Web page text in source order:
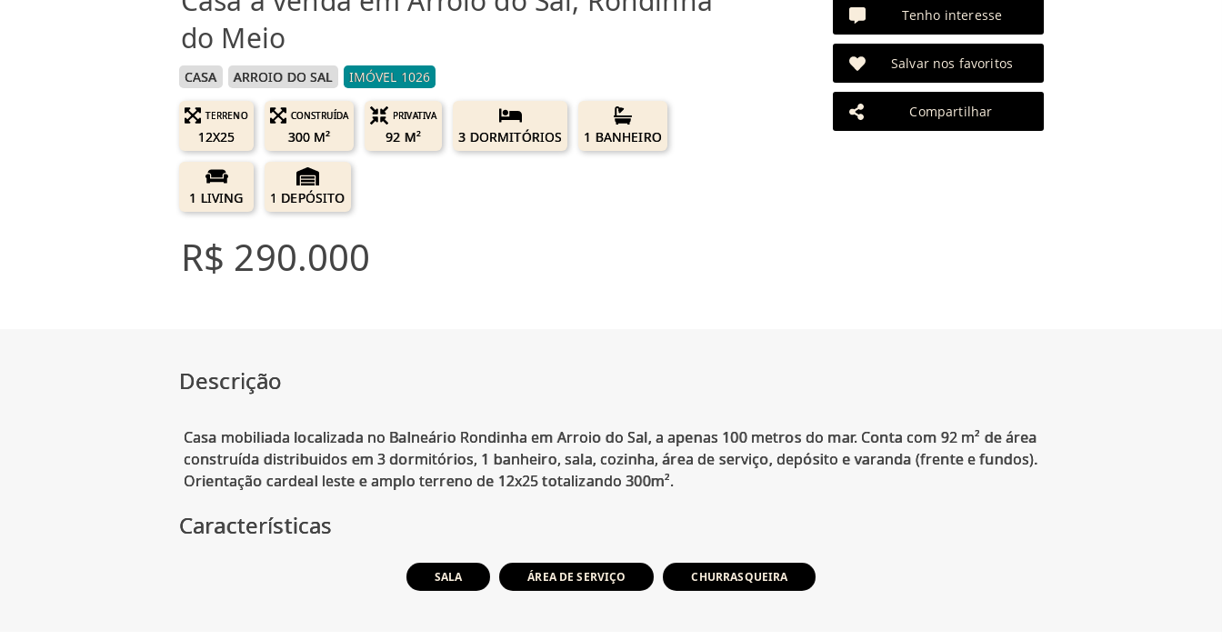
do Meio
CASA ARROIO DO SAL IMÓVEL 1026
TERRENO
12X25
CONSTRUÍDA
300 M²
PRIVATIVA
92 M² 3 DORMITÓRIOS 1 BANHEIRO
1 LIVING 1 DEPÓSITO
R$ 290.000
Tenho interesse
Salvar nos favoritos
Compartilhar
Descrição
Casa mobiliada localizada no Balneário Rondinha em Arroio do Sal, a apenas 100 metros do mar. Conta com 92 m² de área
construída distribuidos em 3 dormitórios, 1 banheiro, sala, cozinha, área de serviço, depósito e varanda (frente e fundos).
Características
SALA ÁREA DE SERVIÇO CHURRASQUEIRA